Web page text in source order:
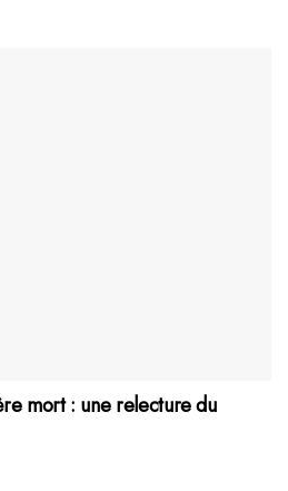
mort : une relecture du